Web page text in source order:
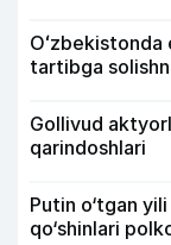
tartibga
Gollivud
qarindoshlari
Putin o‘tgan
qo‘shinlari